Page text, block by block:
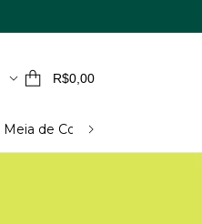
R$0,00
Meia de Compressão